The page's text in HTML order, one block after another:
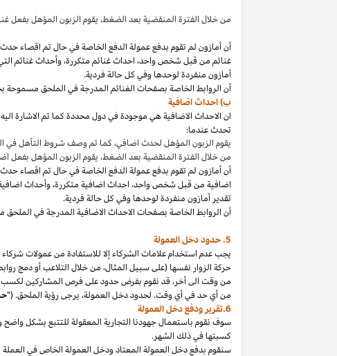
من خلال الفترة المنقضية بعد الضغط،يقوم الزبون المؤهل بفعل
أن أمازون لم تقوم بدفع عمولة الدفع الخاصة في حال تم اقصاء
غنائم من قبل شخصواحد، احداث غنائم متكررة،وأحداث غنائم
أمازون منفردة لوحدها وفي كل حالة فردية.
أن الروابط الخاصة بصفحات الغنائم المدرجة في الملحق مسموحة
ب) احداث اضافية
ان الاحداث الاضافية هي موجودة في دول محددة كما تم الاشارة
تحدث عندما:
يقوم الزبون المؤهل لحدث اضافي، كما تم وصف شروط التأهل في
من خلال الفترة المنقضية بعد الضغط، يقوم الزبون المؤهل بفعل
أن أمازون لم تقوم بدفع عمولة الدفع الخاصة في حال تم اقصاء
اضافية من قبل شخصواحد، احداث اضافية متكررة،وأحداث
تقدير أمازون منفردة لوحدها وفي كل حالة فردية.
أن الروابط الخاصة بصفحات الاحداث الاضافية المدرجة في
5. حدود دخل العمولة
يجب عدم استخدام علامات الشركاء إلا للاستفادة من عمولات
حركة الزوار نفسها (على سبيل المثال، من خلال التلاعب أو دمج
من وقت الىأخر،قد نقوم بفرض حدود على فرص المشاركين
من أي حد في أي وقت. لحدود دخل العمولة، يرجى رؤية الملحق. ("
6.تقرير ودفع دخل العمولة
سوف نقوم باستعمال جهودنا التجارية المعقولة للتتبع بشكل
كسبتها في ذلك الشهر.